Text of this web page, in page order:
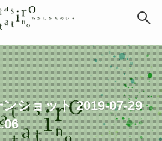
ショット 2019-07-29